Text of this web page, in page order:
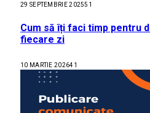
29 SEPTEMBRIE 202551
Cum să îți faci timp pentru
fiecare zi
10 MARTIE 202641